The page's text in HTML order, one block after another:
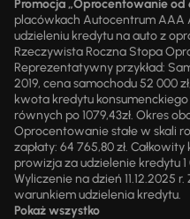
Promocja „Oprocentowanie od
placówkach Autocentrum AAA
udzieleniu kredytu na auto z
Rzeczywista Roczna Stopa
Reprezentatywny przykład:
2019, cena samochodu 52 000
kwota kredytu
równych po 1079,43zł. Okres
Oprocentowanie stałe w skali
zapłaty: 64 765,80 zł.
prowizja za udzielenie kredytu 1
Wyliczenie na dzień 11.12.2025
warunkiem udzielenia kredytu.
Pokaż wszystko